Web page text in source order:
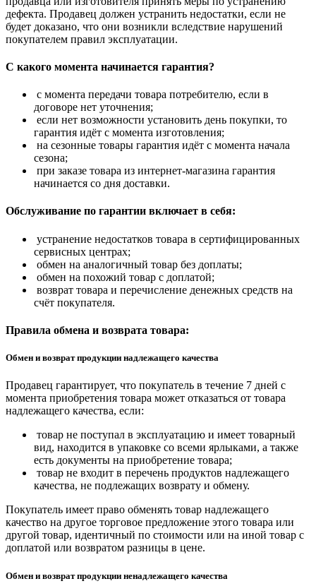
дефекта. Продавец должен устранить недостатки, если не
будет доказано, что они возникли вследствие нарушений
покупателем правил эксплуатации.
С какого момента начинается гарантия?
с момента передачи товара потребителю, если в
договоре нет уточнения;
если нет возможности установить день покупки, то
гарантия идёт с момента изготовления;
на сезонные товары гарантия идёт с момента начала
сезона;
при заказе товара из интернет-магазина гарантия
начинается со дня доставки.
Обслуживание по гарантии включает в себя:
устранение недостатков товара в сертифицированных
сервисных центрах;
обмен на аналогичный товар без доплаты;
обмен на похожий товар с доплатой;
возврат товара и перечисление денежных средств на
счёт покупателя.
Правила обмена и возврата товара:
Обмен и возврат продукции надлежащего качества
Продавец гарантирует, что покупатель в течение 7 дней с
момента приобретения товара может отказаться от товара
надлежащего качества, если:
товар не поступал в эксплуатацию и имеет товарный
вид, находится в упаковке со всеми ярлыками, а также
есть документы на приобретение товара;
товар не входит в перечень продуктов надлежащего
качества, не подлежащих возврату и обмену.
Покупатель имеет право обменять товар надлежащего
качество на другое торговое предложение этого товара или
другой товар, идентичный по стоимости или на иной товар с
доплатой или возвратом разницы в цене.
Обмен и возврат продукции ненадлежащего качества